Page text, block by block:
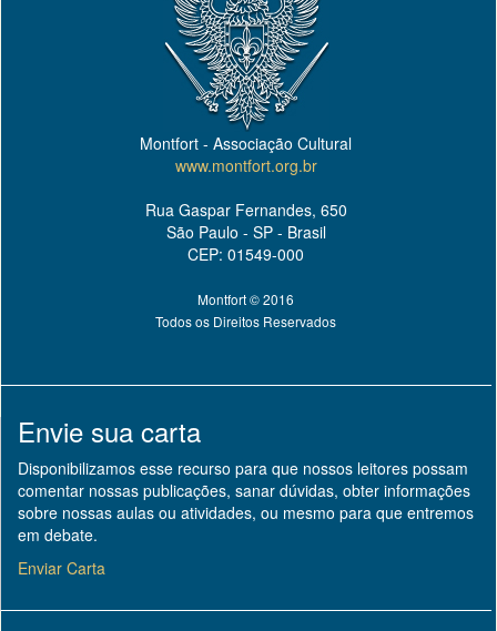
Montfort - Associação Cultural
www.montfort.org.br
Rua Gaspar Fernandes, 650
São Paulo - SP - Brasil
CEP: 01549-000
Montfort © 2016
Todos os Direitos Reservados
Envie sua carta
Disponibilizamos esse recurso para que nossos leitores possam
comentar nossas publicações, sanar dúvidas, obter informações
sobre nossas aulas ou atividades, ou mesmo para que entremos
em debate.
Enviar Carta